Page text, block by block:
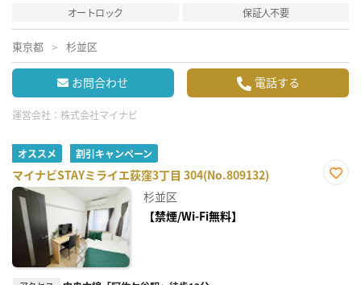
オートロック
保証人不要
東京都 杉並区
お問合わせ 電話する
運営会社： 株式会社マイナビ
オススメ 割引キャンペーン
マイナビSTAYミライエ荻窪3丁目 304(No.809132)
杉並区
【禁煙/Wi-Fi無料】